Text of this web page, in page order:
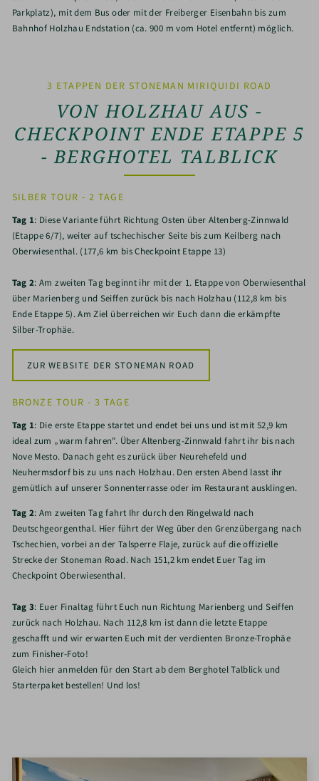
Parkplatz), mit dem Bus oder mit der Freiberger Eisenbahn bis zum
Bahnhof Holzhau Endstation (ca. 900 m vom Hotel entfernt) möglich.
3 ETAPPEN DER STONEMAN MIRIQUIDI ROAD
VON HOLZHAU AUS -
CHECKPOINT ENDE ETAPPE 5
- BERGHOTEL TALBLICK
SILBER TOUR - 2 TAGE
Tag 1: Diese Variante führt Richtung Osten über Altenberg-Zinnwald
(Etappe 6/7), weiter auf tschechischer Seite bis zum Keilberg nach
Oberwiesenthal. (177,6 km bis Checkpoint Etappe 13)
Tag 2: Am zweiten Tag beginnt ihr mit der 1. Etappe von Oberwiesenthal
über Marienberg und Seiffen zurück bis nach Holzhau (112,8 km bis
Ende Etappe 5). Am Ziel überreichen wir Euch dann die erkämpfte
Silber-Trophäe.
ZUR WEBSITE DER STONEMAN ROAD
BRONZE TOUR - 3 TAGE
Tag 1: Die erste Etappe startet und endet bei uns und ist mit 52,9 km
ideal zum „warm fahren". Über Altenberg-Zinnwald fahrt ihr bis nach
Nove Mesto. Danach geht es zurück über Neurehefeld und
Neuhermsdorf bis zu uns nach Holzhau. Den ersten Abend lasst ihr
gemütlich auf unserer Sonnenterrasse oder im Restaurant ausklingen.
Tag 2: Am zweiten Tag fahrt Ihr durch den Ringelwald nach
Deutschgeorgenthal. Hier führt der Weg über den Grenzübergang nach
Tschechien, vorbei an der Talsperre Flaje, zurück auf die offizielle
Strecke der Stoneman Road. Nach 151,2 km endet Euer Tag im
Checkpoint Oberwiesenthal.
Tag 3: Euer Finaltag führt Euch nun Richtung Marienberg und Seiffen
zurück nach Holzhau. Nach 112,8 km ist dann die letzte Etappe
geschafft und wir erwarten Euch mit der verdienten Bronze-Trophäe
zum Finisher-Foto!
Gleich hier anmelden für den Start ab dem Berghotel Talblick und
Starterpaket bestellen! Und los!